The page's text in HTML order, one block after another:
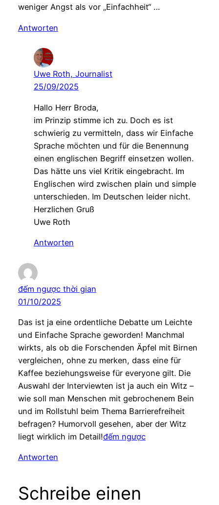
weniger Angst als vor „Einfachheit“ …
Antworten
Uwe Roth, Journalist
25/09/2025
Hallo Herr Broda,
im Prinzip stimme ich zu. Doch es ist
schwierig zu vermitteln, dass wir Einfache
Sprache möchten und für die Benennung
einen englischen Begriff einsetzen wollen.
Das hätte uns viel Kritik eingebracht. Im
Englischen wird zwischen plain und simple
unterschieden. Im Deutschen leider nicht.
Herzlichen Gruß
Uwe Roth
Antworten
đếm ngược thời gian
01/10/2025
Das ist ja eine ordentliche Debatte um Leichte
und Einfache Sprache geworden! Manchmal
wirkts, als ob die Forschenden Äpfel mit Birnen
vergleichen, ohne zu merken, dass eine für
Kaffee beziehungsweise für everyone gilt. Die
Auswahl der Interviewten ist ja auch ein Witz –
wie soll man Menschen mit gebrochenem Bein
und im Rollstuhl beim Thema Barrierefreiheit
befragen? Humorvoll gesehen, aber der Witz
liegt wirklich im Detail!đếm ngược
Antworten
Schreibe einen